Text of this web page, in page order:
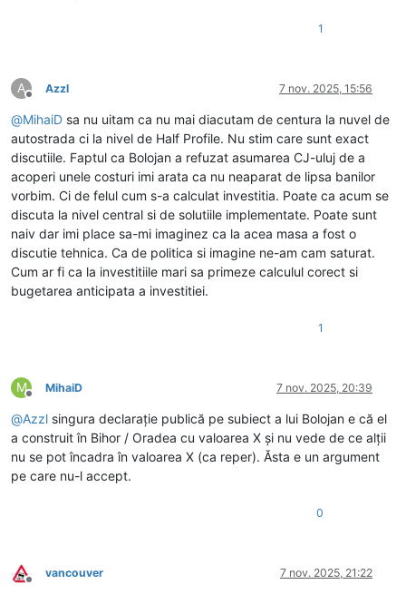
1
A
Deconectat
Azzl 7 nov. 2025, 15:56
@MihaiD sa nu uitam ca nu mai diacutam de centura la nuvel de
autostrada ci la nivel de Half Profile. Nu stim care sunt exact
discutiile. Faptul ca Bolojan a refuzat asumarea CJ-uluj de a
acoperi unele costuri imi arata ca nu neaparat de lipsa banilor
vorbim. Ci de felul cum s-a calculat investitia. Poate ca acum se
discuta la nivel central si de solutiile implementate. Poate sunt
naiv dar imi place sa-mi imaginez ca la acea masa a fost o
discutie tehnica. Ca de politica si imagine ne-am cam saturat.
Cum ar fi ca la investitiile mari sa primeze calculul corect si
bugetarea anticipata a investitiei.
1
M
Deconectat
MihaiD 7 nov. 2025, 20:39
@Azzl singura declarație publică pe subiect a lui Bolojan e că el
a construit în Bihor / Oradea cu valoarea X și nu vede de ce alții
nu se pot încadra în valoarea X (ca reper). Ăsta e un argument
pe care nu-l accept.
0
Deconectat
vancouver 7 nov. 2025, 21:22